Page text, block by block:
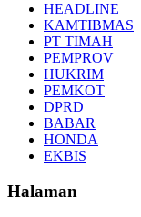
HEADLINE
KAMTIBMAS
PT TIMAH
PEMPROV
HUKRIM
PEMKOT
DPRD
BABAR
HONDA
EKBIS
Halaman